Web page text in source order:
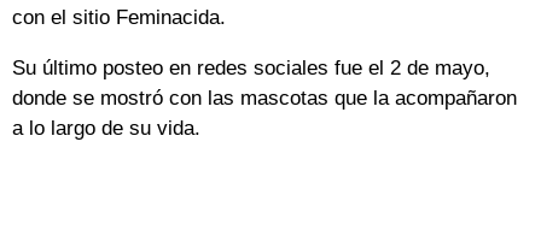
con el sitio Feminacida.
Su último posteo en redes sociales fue el 2 de mayo,
donde se mostró con las mascotas que la acompañaron
a lo largo de su vida.